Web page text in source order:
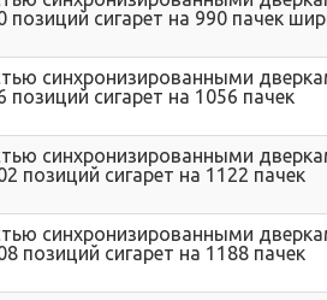
сигарет на 990 пачек
синхронизированными
сигарет на 1056 пачек
синхронизированными
позиций сигарет на 1122 пачек
синхронизированными
позиций сигарет на 1188 пачек